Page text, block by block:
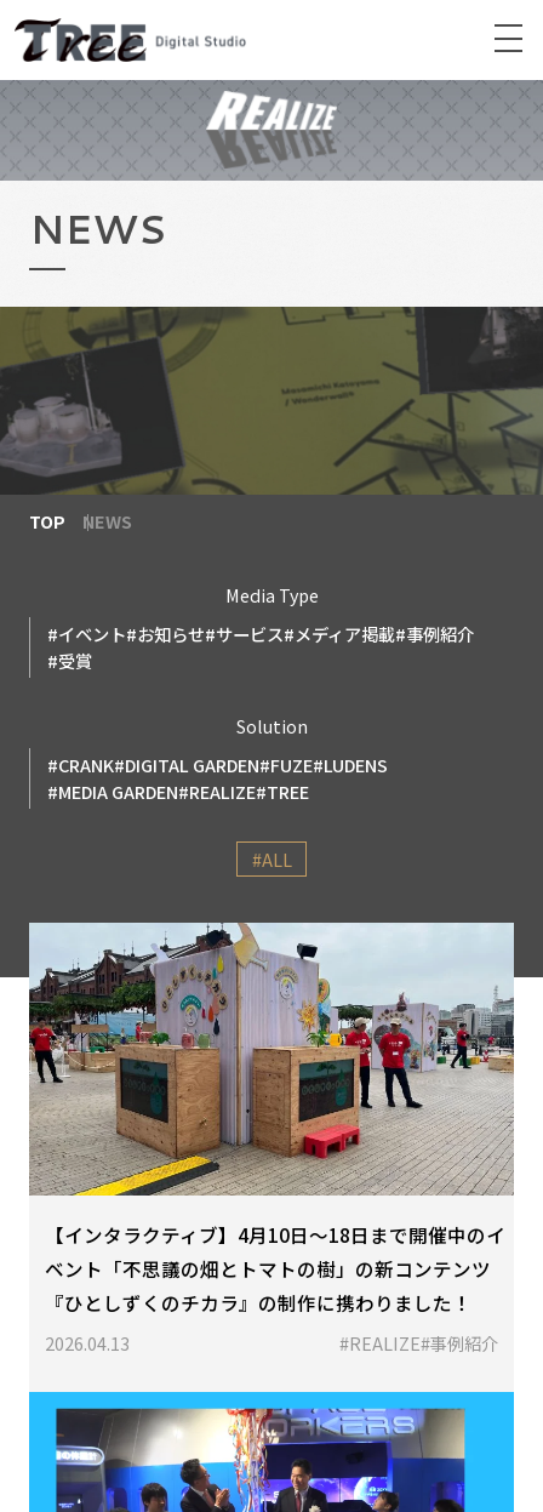
NEWS
TOP NEWS
Media Type
#イベント#お知らせ#サービス#メディア掲載#事例紹介
#受賞
Solution
#CRANK#DIGITAL GARDEN#FUZE#LUDENS
#MEDIA GARDEN#REALIZE#TREE
#ALL
【インタラクティブ】4月10日〜18日まで開催中のイ
ベント「不思議の畑とトマトの樹」の新コンテンツ
『ひとしずくのチカラ』の制作に携わりました！
2026.04.13 #REALIZE#事例紹介